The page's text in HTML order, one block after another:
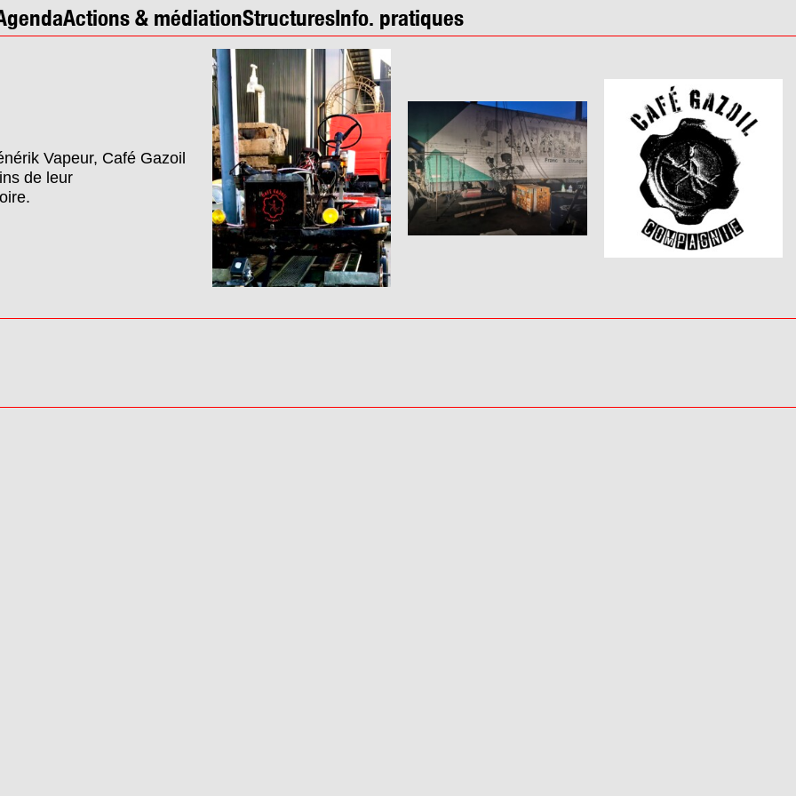
Actions & médiationStructuresInfo. pratiques
Vapeur, Café Gazoil
de leur